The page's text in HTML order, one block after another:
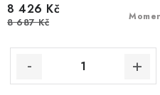
8 426 Kč
8 687 Kč